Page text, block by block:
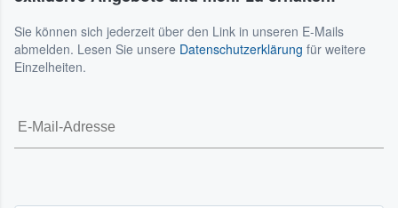
Sie können sich jederzeit über den Link in unseren E-Mails
abmelden. Lesen Sie unsere Datenschutzerklärung für weitere
Einzelheiten.